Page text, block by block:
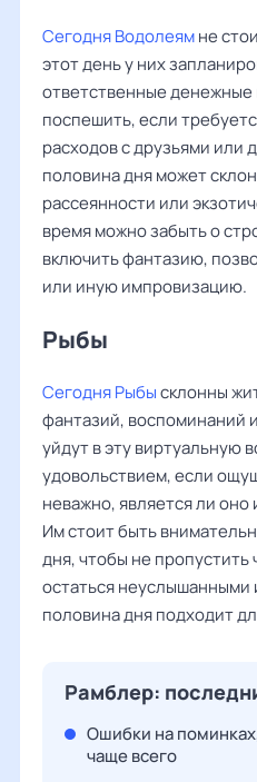
Сегодня Водолеямне
этот день у них
ответственные
поспешить, если
расходов с друзьями или
половина дня может
рассеянности или
время можно забыть о
включить фантазию,
или иную импровизацию.
Рыбы ‌‌
Сегодня Рыбысклонны
фантазий, воспоминаний
уйдут в эту виртуальную
удовольствием, если
неважно, является ли
Им стоит быть
дня, чтобы не пропустить
остаться
половина дня подходит
Рамблер:
Ошибки на
чаще всего